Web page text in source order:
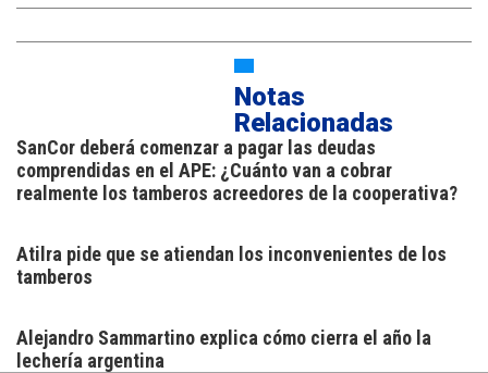
Notas
Relacionadas
SanCor deberá comenzar a pagar las deudas
comprendidas en el APE: ¿Cuánto van a cobrar
realmente los tamberos acreedores de la cooperativa?
Atilra pide que se atiendan los inconvenientes de los
tamberos
Alejandro Sammartino explica cómo cierra el año la
lechería argentina